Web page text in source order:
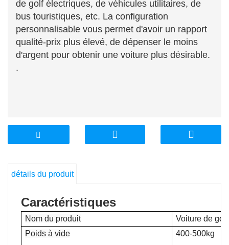
de golf électriques, de véhicules utilitaires, de
bus touristiques, etc. La configuration
personnalisable vous permet d'avoir un rapport
qualité-prix plus élevé, de dépenser le moins
d'argent pour obtenir une voiture plus désirable.
.
détails du produit
Caractéristiques
Nom du produit
Voiture de
Poids à vide
400-500kg